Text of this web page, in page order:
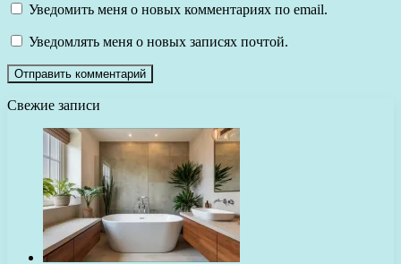
Уведомить меня о новых комментариях по email.
Уведомлять меня о новых записях почтой.
Свежие записи